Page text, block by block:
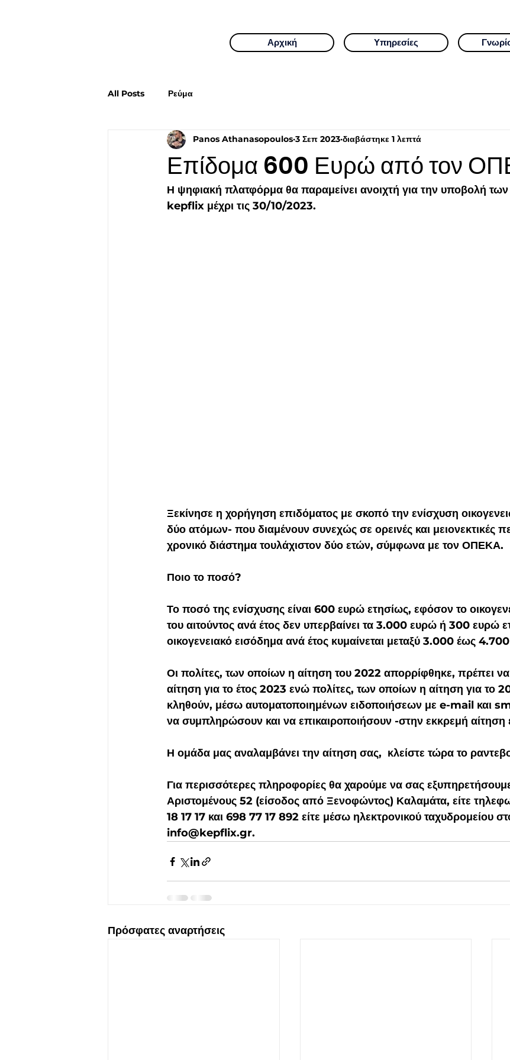
Αρχική Υπηρεσίες
All Posts Ρεύμα
Επίδομα 600 Ευρώ από τον
Panos Athanasopoulos 3 Σεπ 2023 διαβάστηκε 1 λεπτά
Η ψηφιακή πλατφόρμα θα παραμείνει ανοιχτή για την υποβολή
kepflix μέχρι τις 30/10/2023.
Ξεκίνησε η χορήγηση επιδόματος με σκοπό την ενίσχυση
δύο ατόμων- που διαμένουν συνεχώς σε ορεινές και μειονεκτικές
χρονικό διάστημα τουλάχιστον δύο ετών, σύμφωνα με τον ΟΠΕΚΑ.
Ποιο το ποσό?
Το ποσό της ενίσχυσης είναι 600 ευρώ ετησίως, εφόσον το
του αιτούντος ανά έτος δεν υπερβαίνει τα 3.000 ευρώ ή 300 ευρώ
οικογενειακό εισόδημα ανά έτος κυμαίνεται μεταξύ 3.000 έως
Οι πολίτες, των οποίων η αίτηση του 2022 απορρίφθηκε, πρέπει
αίτηση για το έτος 2023 ενώ πολίτες, των οποίων η αίτηση για το
κληθούν, μέσω αυτοματοποιημένων ειδοποιήσεων με e-mail και
να συμπληρώσουν και να επικαιροποιήσουν -στην εκκρεμή αίτηση
Η ομάδα μας αναλαμβάνει την αίτηση σας,  κλείστε τώρα το
Για περισσότερες πληροφορίες θα χαρούμε να σας
Αριστομένους 52 (είσοδος από Ξενοφώντος) Καλαμάτα, είτε
18 17 17 και 698 77 17 892 είτε μέσω ηλεκτρονικού ταχυδρομείου
info@kepflix.gr.
Πρόσφατες αναρτήσεις